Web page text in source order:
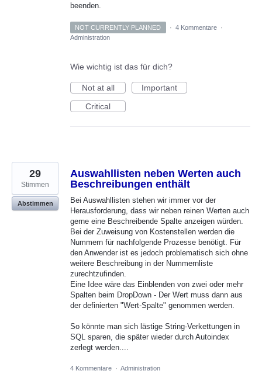
beenden.
NOT CURRENTLY PLANNED · 4 Kommentare
·
Administration
Wie wichtig ist das für dich?
Not at all
Important
Critical
Auswahllisten neben Werten auch
Beschreibungen enthält
Bei Auswahllisten stehen wir immer vor der
Herausforderung, dass wir neben reinen Werten auch
gerne eine Beschreibende Spalte anzeigen würden.
Bei der Zuweisung von Kostenstellen werden die
Nummern für nachfolgende Prozesse benötigt. Für
den Anwender ist es jedoch problematisch sich ohne
weitere Beschreibung in der Nummernliste
zurechtzufinden.
Eine Idee wäre das Einblenden von zwei oder mehr
Spalten beim DropDown - Der Wert muss dann aus
der definierten "Wert-Spalte" genommen werden.
So könnte man sich lästige String-Verkettungen in
SQL sparen, die später wieder durch Autoindex
zerlegt werden....
29
Stimmen
Abstimmen
4 Kommentare · Administration